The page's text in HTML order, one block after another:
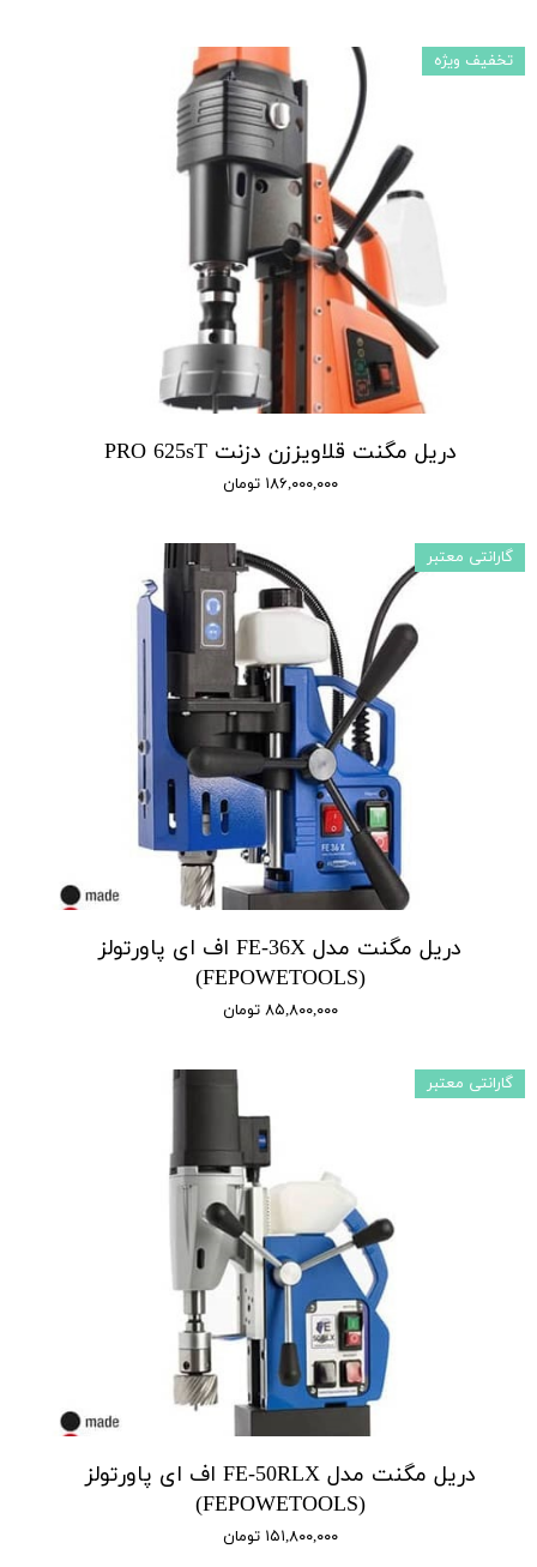
دریل مگنت قلاویززن دزنت PRO 625sT
۱۸۶,۰۰۰,۰۰۰ تومان
تخفیف ویژه
دریل مگنت مدل FE-36X اف ای پاورتولز
(FEPOWETOOLS)
۸۵,۸۰۰,۰۰۰ تومان
گارانتی معتبر
دریل مگنت مدل FE-50RLX اف ای پاورتولز
(FEPOWETOOLS)
۱۵۱,۸۰۰,۰۰۰ تومان
گارانتی معتبر